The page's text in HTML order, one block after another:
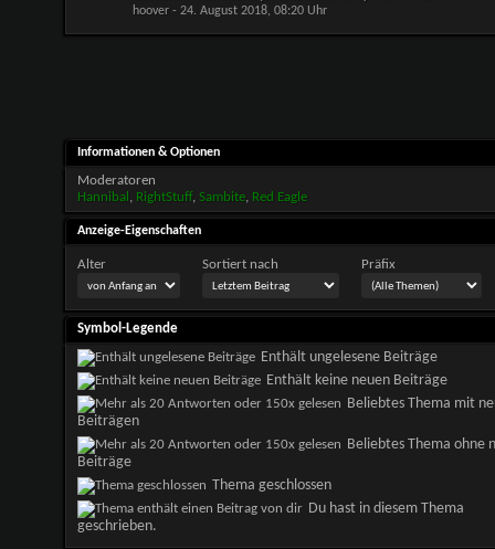
hoover- 24. August 2018, 08:20 Uhr
Informationen & Optionen
Moderatoren
Hannibal , RightStuff, Sambite, Red Eagle
Anzeige-Eigenschaften
Alter Sortiert nach Präfix
Symbol-Legende
Enthält ungelesene Beiträge
Enthält keine neuen Beiträge
Beliebtes Thema mit
Beiträgen
Beliebtes Thema ohne
Beiträge
Thema geschlossen
Du hast in diesem Thema
geschrieben.